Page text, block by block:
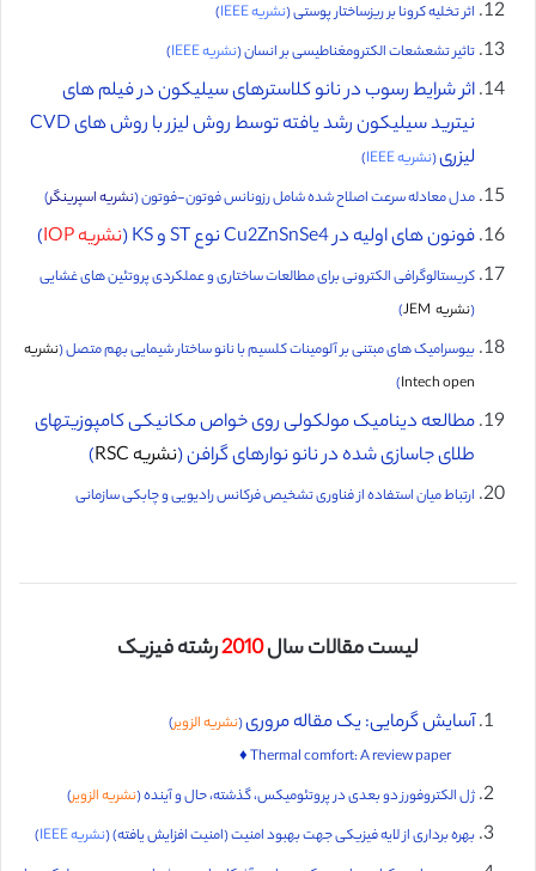
اثر تخلیه کرونا بر ریزساختار پوستی (نشریه IEEE
)
تاثیر تشعشعات الکترومغناطیسی بر انسان (نشریه IEEE )
اثر شرایط رسوب در نانو کلاسترهای سیلیکون در فیلم های
نیترید سیلیکون رشد یافته توسط روش لیزر با روش های CVD
لیزری(نشریه IEEE
)
مدل معادله سرعت اصلاح شده شامل رزونانس فوتون-فوتون (نشریه اسپرینگر)
فونون های اولیه در Cu2ZnSnSe4 نوع ST و KS ( نشریه IOP )
کریستالوگرافی الکترونی برای مطالعات ساختاری و عملکردی پروتئین های غشایی
(نشریه JEM
)
بيوسراميک های مبتنی بر آلومينات كلسيم با نانو ساختار شيمایی بهم متصل (نشریه
Intech open
)
مطالعه دینامیک مولکولی روی خواص مکانیکی کامپوزیتهای
طلای جاسازی شده در نانو نوارهای گرافن (نشریه RSC )
ارتباط میان استفاده از فناوری تشخیص فرکانس رادیویی و چابکی سازمانی
لیست مقالات سال2010رشته فیزیک
آسایش گرمایی: یک مقاله مروری(نشریه الزویر)
Thermal comfort: A review paper ♦️
ژل الکتروفورز دو بعدی در پروتئومیکس، گذشته، حال و آینده (نشریه الزویر)
بهره برداری از لایه فیزیکی جهت بهبود امنیت (امنیت افزایش یافته) (نشریه IEEE
)